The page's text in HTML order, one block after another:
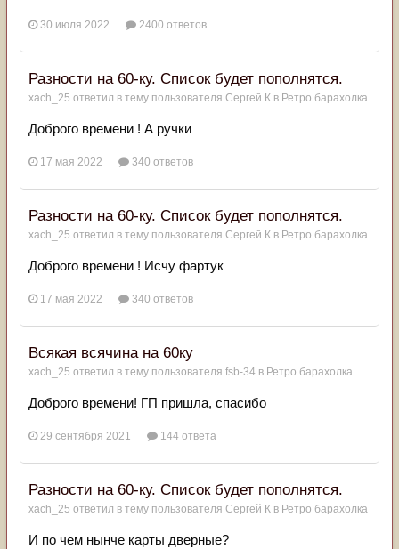
30 июля 2022 2400 ответов
Разности на 60-ку. Список будет пополнятся.
xach_25 ответил в тему пользователя Сергей К в Ретро барахолка
Доброго времени ! А ручки
17 мая 2022 340 ответов
Разности на 60-ку. Список будет пополнятся.
xach_25 ответил в тему пользователя Сергей К в Ретро барахолка
Доброго времени ! Исчу фартук
17 мая 2022 340 ответов
Всякая всячина на 60ку
xach_25 ответил в тему пользователя fsb-34 в Ретро барахолка
Доброго времени! ГП пришла, спасибо
29 сентября 2021 144 ответа
Разности на 60-ку. Список будет пополнятся.
xach_25 ответил в тему пользователя Сергей К в Ретро барахолка
И по чем нынче карты дверные?